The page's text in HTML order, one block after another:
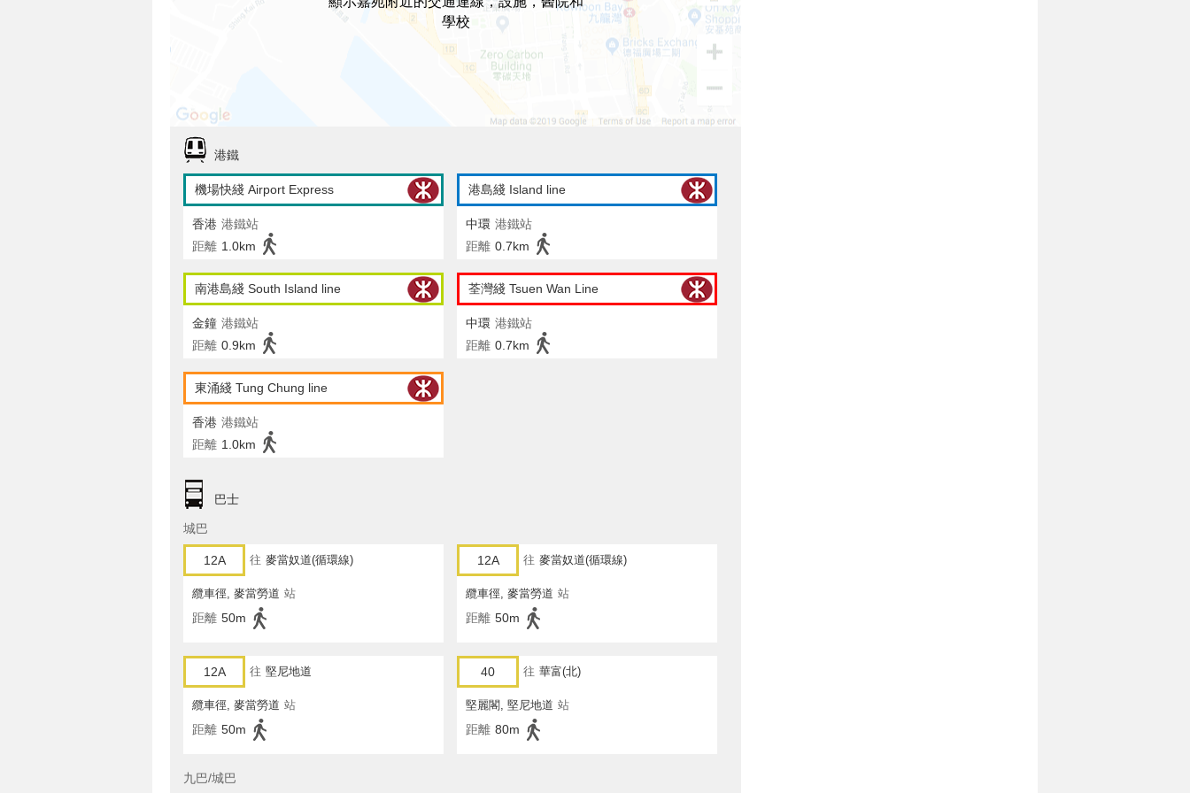
學校
港鐵
機場快綫 Airport Express
香港 港鐵站
距離 1.0km
港島綫 Island line
中環 港鐵站
距離 0.7km
南港島綫 South Island line
金鐘 港鐵站
距離 0.9km
荃灣綫 Tsuen Wan Line
中環 港鐵站
距離 0.7km
東涌綫 Tung Chung line
香港 港鐵站
距離 1.0km
巴士
城巴
12A 往 麥當奴道(循環線)
纜車徑, 麥當勞道 站
距離 50m
12A 往 麥當奴道(循環線)
纜車徑, 麥當勞道 站
距離 50m
12A 往 堅尼地道
纜車徑, 麥當勞道 站
距離 50m
40 往 華富(北)
堅麗閣, 堅尼地道 站
距離 80m
九巴/城巴